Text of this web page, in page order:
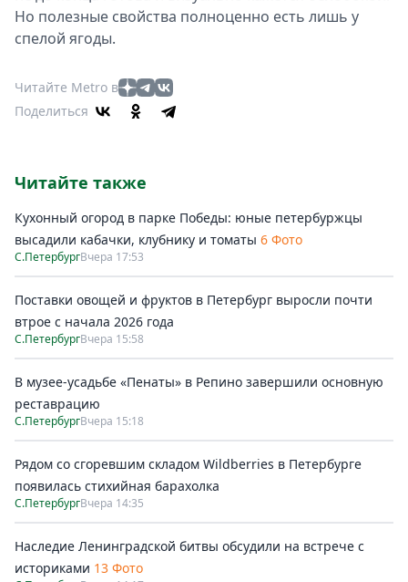
Но полезные свойства полноценно есть лишь у
спелой ягоды.
Читайте Metro в
Поделиться
Читайте также
Кухонный огород в парке Победы: юные петербуржцы
высадили кабачки, клубнику и томаты 6 Фото
С.ПетербургВчера 17:53
Поставки овощей и фруктов в Петербург выросли почти
втрое с начала 2026 года
С.ПетербургВчера 15:58
В музее-усадьбе «Пенаты» в Репино завершили основную
реставрацию
С.ПетербургВчера 15:18
Рядом со сгоревшим складом Wildberries в Петербурге
появилась стихийная барахолка
С.ПетербургВчера 14:35
Наследие Ленинградской битвы обсудили на встрече с
историками 13 Фото